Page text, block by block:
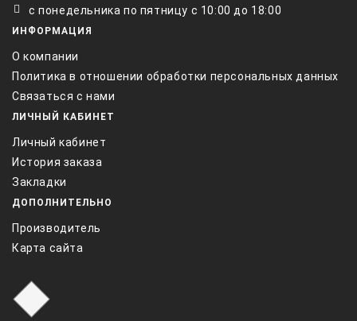
с понедельника по пятницу с 10:00 до 18:00
ИНФОРМАЦИЯ
О компании
Политика в отношении обработки персональных данных
Связаться с нами
ЛИЧНЫЙ КАБИНЕТ
Личный кабинет
История заказа
Закладки
ДОПОЛНИТЕЛЬНО
Производитель
Карта сайта